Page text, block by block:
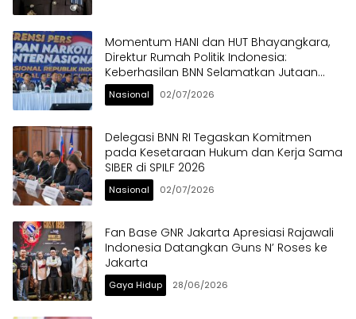
Momentum HANI dan HUT Bhayangkara,
Direktur Rumah Politik Indonesia:
Keberhasilan BNN Selamatkan Jutaan
Anak Bangsa dari Ancaman Narkoba
Nasional 02/07/2026
Delegasi BNN RI Tegaskan Komitmen
pada Kesetaraan Hukum dan Kerja Sama
SIBER di SPILF 2026
Nasional 02/07/2026
Fan Base GNR Jakarta Apresiasi Rajawali
Indonesia Datangkan Guns N’ Roses ke
Jakarta
Gaya Hidup 28/06/2026